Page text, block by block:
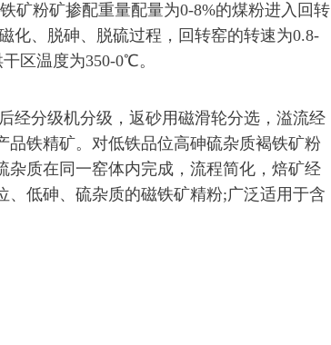
粉矿掺配重量配量为0-8%的煤粉进入回转
化、脱砷、脱硫过程，回转窑的转速为0.8-
区温度为350-0℃。
分级机分级，返砂用磁滑轮分选，溢流经
铁精矿。对低铁品位高砷硫杂质褐铁矿粉
质在同一窑体内完成，流程简化，焙矿经
低砷、硫杂质的磁铁矿精粉;广泛适用于含